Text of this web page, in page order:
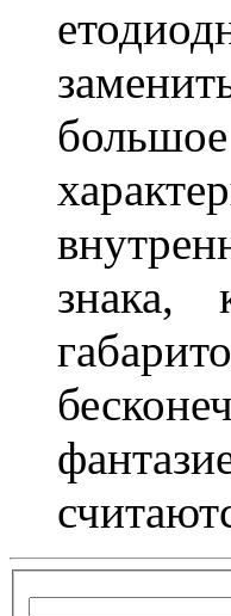
знака,